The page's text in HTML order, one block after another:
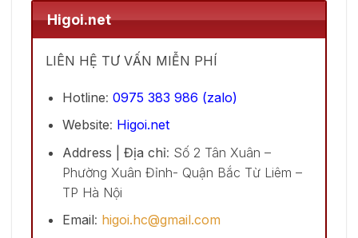
Higoi.net
LIÊN HỆ TƯ VẤN MIỄN PHÍ
Hotline: 0975 383 986 (zalo)
Website: Higoi.net
Address | Địa chỉ: Số 2 Tân Xuân –
Phường Xuân Đỉnh- Quận Bắc Từ Liêm –
TP Hà Nội
Email: higoi.hc@gmail.com